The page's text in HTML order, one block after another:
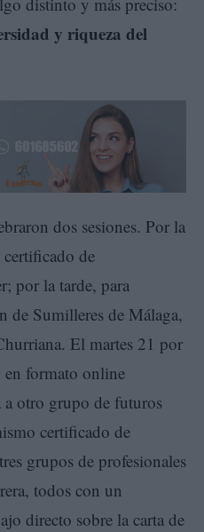
y riqueza del
dos sesiones. Por la
certificado de
por la tarde, para
de Sumilleres de Málaga,
El martes 21 por
en formato online
otro grupo de futuros
certificado de
grupos de profesionales
todos con un
directo sobre la carta de